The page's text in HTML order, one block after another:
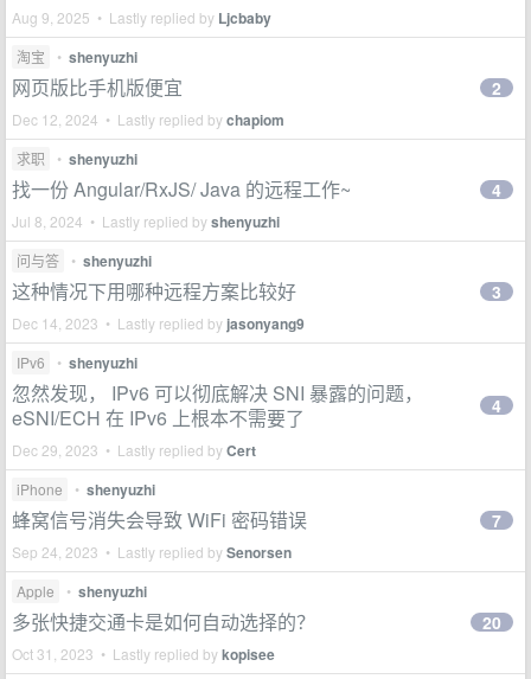
Aug 9, 2025 • Lastly replied by Ljcbaby
淘宝 • shenyuzhi
网页版比手机版便宜
Dec 12, 2024 • Lastly replied bychapiom
2
求职 • shenyuzhi
找一份 Angular/RxJS/ Java 的远程工作~
Jul 8, 2024 • Lastly replied byshenyuzhi
4
问与答 • shenyuzhi
这种情况下用哪种远程方案比较好
Dec 14, 2023 • Lastly replied by jasonyang9
3
IPv6 • shenyuzhi
忽然发现， IPv6 可以彻底解决 SNI 暴露的问题，
eSNI/ECH 在 IPv6 上根本不需要了
Dec 29, 2023 • Lastly replied byCert
4
iPhone • shenyuzhi
蜂窝信号消失会导致 WiFi 密码错误
Sep 24, 2023 • Lastly replied bySenorsen
7
Apple • shenyuzhi
多张快捷交通卡是如何自动选择的？
Oct 31, 2023 • Lastly replied bykopisee
20